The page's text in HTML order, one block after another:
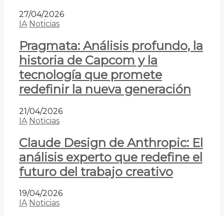
27/04/2026
IA Noticias
Pragmata: Análisis profundo, la
historia de Capcom y la
tecnología que promete
redefinir la nueva generación
21/04/2026
IA Noticias
Claude Design de Anthropic: El
análisis experto que redefine el
futuro del trabajo creativo
19/04/2026
IA Noticias